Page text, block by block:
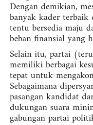
Dengan demikian,
banyak kader
tentu bersedia maju
beban finansial yang
Selain itu, partai
memiliki berbagai
tepat untuk
Sebagaimana
pasangan kandidat
dukungan suara
gabungan partai